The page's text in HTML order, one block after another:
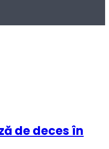
de deces în